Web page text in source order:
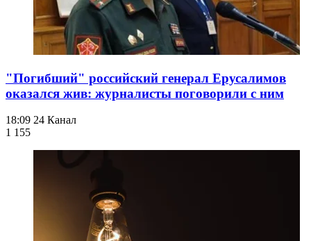
"Погибший" российский генерал Ерусалимов
оказался жив: журналисты поговорили с ним
18:09 24 Канал
1 155